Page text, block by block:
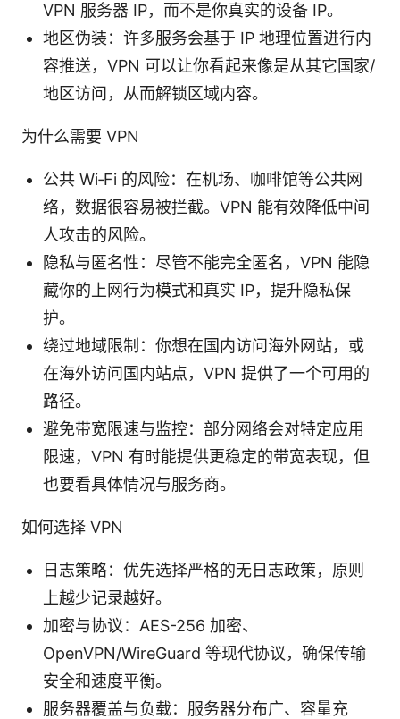
VPN 服务器 IP，而不是你真实的设备 IP。
地区伪装：许多服务会基于 IP 地理位置进行内
容推送，VPN 可以让你看起来像是从其它国家/
地区访问，从而解锁区域内容。
为什么需要 VPN
公共 Wi‑Fi 的风险：在机场、咖啡馆等公共网
络，数据很容易被拦截。VPN 能有效降低中间
人攻击的风险。
隐私与匿名性：尽管不能完全匿名，VPN 能隐
藏你的上网行为模式和真实 IP，提升隐私保
护。
绕过地域限制：你想在国内访问海外网站，或
在海外访问国内站点，VPN 提供了一个可用的
路径。
避免带宽限速与监控：部分网络会对特定应用
限速，VPN 有时能提供更稳定的带宽表现，但
也要看具体情况与服务商。
如何选择 VPN
日志策略：优先选择严格的无日志政策，原则
上越少记录越好。
加密与协议：AES-256 加密、
OpenVPN/WireGuard 等现代协议，确保传输
安全和速度平衡。
服务器覆盖与负载：服务器分布广、容量充